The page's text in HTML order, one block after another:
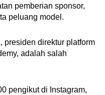
pemberian sponsor,
peluang model.
presiden direktur platform
adalah salah
pengikut di Instagram,